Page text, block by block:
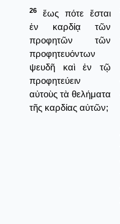
26
ἕως πότε ἔσται
ἐν καρδίᾳ τῶν
προφητῶν τῶν
προφητευόντων
ψευδῆ καὶ ἐν τῷ
προφητεύειν
αὐτοὺς τὰ θελήματα
τῆς καρδίας αὐτῶν;